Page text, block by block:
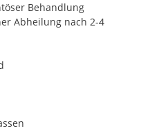
Behandlung
Abheilung nach 2-4